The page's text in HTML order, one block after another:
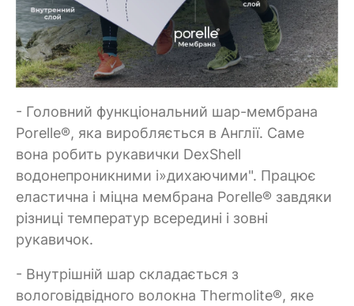
- Головний функціональний шар-мембрана
Porelle®, яка виробляється в Англії. Саме
вона робить рукавички DexShell
водонепроникними і»дихаючими". Працює
еластична і міцна мембрана Porelle® завдяки
різниці температур всередині і зовні
рукавичок.
- Внутрішній шар складається з
вологовідвідного волокна Thermolite®, яке